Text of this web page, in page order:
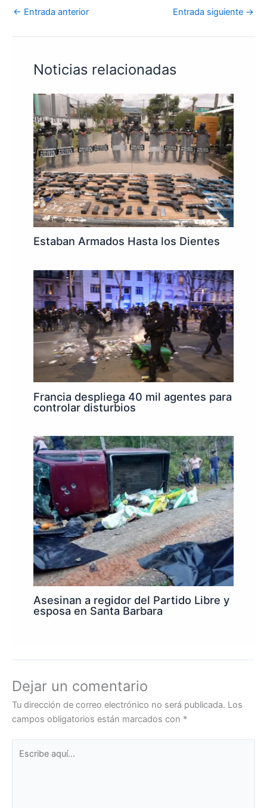
← Entrada anterior Entrada siguiente →
Noticias relacionadas
Estaban Armados Hasta los Dientes
Francia despliega 40 mil agentes para
controlar disturbios
Asesinan a regidor del Partido Libre y
esposa en Santa Barbara
Dejar un comentario
Tu dirección de correo electrónico no será publicada. Los
campos obligatorios están marcados con *
aquí...